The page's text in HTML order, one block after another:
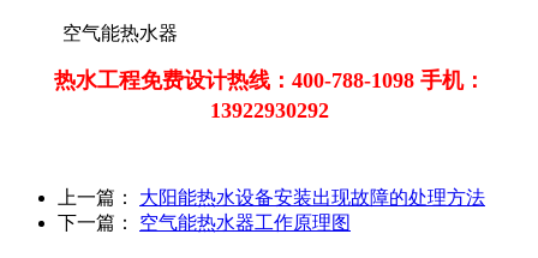
空气能热水器
热水工程免费设计热线：400-788-1098 手机：
13922930292
上一篇： 大阳能热水设备安装出现故障的处理方法
下一篇： 空气能热水器工作原理图